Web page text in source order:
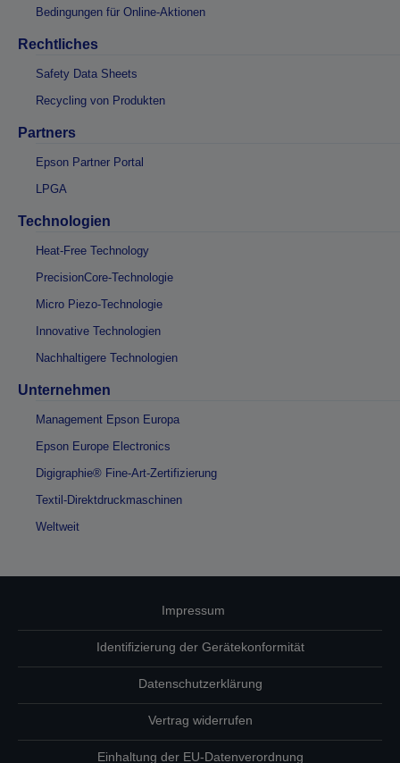
Bedingungen für Online-Aktionen
Rechtliches
Safety Data Sheets
Recycling von Produkten
Partners
Epson Partner Portal
LPGA
Technologien
Heat-Free Technology
PrecisionCore-Technologie
Micro Piezo-Technologie
Innovative Technologien
Nachhaltigere Technologien
Unternehmen
Management Epson Europa
Epson Europe Electronics
Digigraphie® Fine-Art-Zertifizierung
Textil-Direktdruckmaschinen
Weltweit
Impressum
Identifizierung der Gerätekonformität
Datenschutzerklärung
Vertrag widerrufen
Einhaltung der EU-Datenverordnung